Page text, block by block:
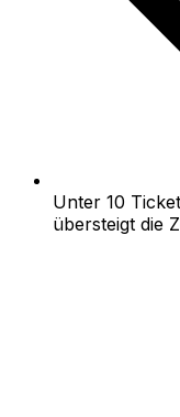
Unter 10
übersteigt die